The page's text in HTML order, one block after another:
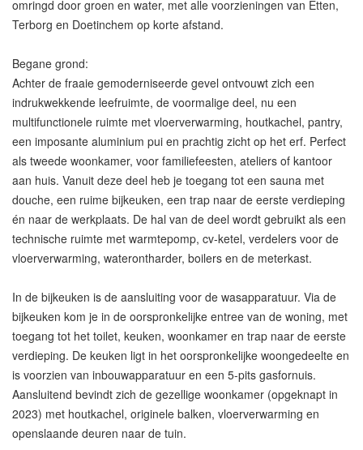
omringd door groen en water, met alle voorzieningen van Etten,
Terborg en Doetinchem op korte afstand.
Begane grond:
Achter de fraaie gemoderniseerde gevel ontvouwt zich een
indrukwekkende leefruimte, de voormalige deel, nu een
multifunctionele ruimte met vloerverwarming, houtkachel, pantry,
een imposante aluminium pui en prachtig zicht op het erf. Perfect
als tweede woonkamer, voor familiefeesten, ateliers of kantoor
aan huis. Vanuit deze deel heb je toegang tot een sauna met
douche, een ruime bijkeuken, een trap naar de eerste verdieping
én naar de werkplaats. De hal van de deel wordt gebruikt als een
technische ruimte met warmtepomp, cv-ketel, verdelers voor de
vloerverwarming, waterontharder, boilers en de meterkast.
In de bijkeuken is de aansluiting voor de wasapparatuur. Via de
bijkeuken kom je in de oorspronkelijke entree van de woning, met
toegang tot het toilet, keuken, woonkamer en trap naar de eerste
verdieping. De keuken ligt in het oorspronkelijke woongedeelte en
is voorzien van inbouwapparatuur en een 5-pits gasfornuis.
Aansluitend bevindt zich de gezellige woonkamer (opgeknapt in
2023) met houtkachel, originele balken, vloerverwarming en
openslaande deuren naar de tuin.